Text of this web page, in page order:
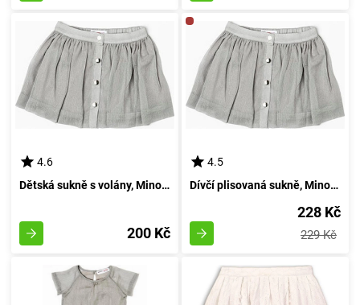
4.6
Dětská sukně s volány, Minoti, ODSTÍN RŮŽOVÉHO DŘEVA 4, šedá - 98/104 | 3/4let
200 Kč
4.5
Dívčí plisovaná sukně, Minoti, BARVU RŮŽOVÉHO DŘEVA 4, šedá - 152/158 | 12/13let
228 Kč
229 Kč